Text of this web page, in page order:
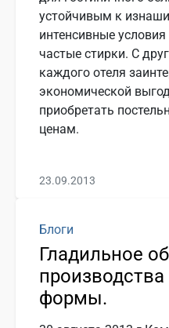
устойчивым к
интенсивные
частые стирки. С
каждого отеля
экономической
приобретать
ценам.
23.09.2013
Блоги
Гладильное
формы.